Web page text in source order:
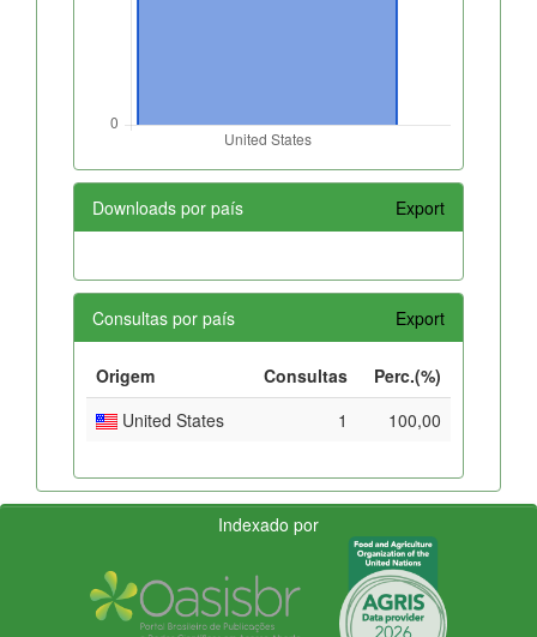
Downloads por país Export
Consultas por país Export
Origem Consultas
Perc.(%)
United States
1 100,00
Indexado por